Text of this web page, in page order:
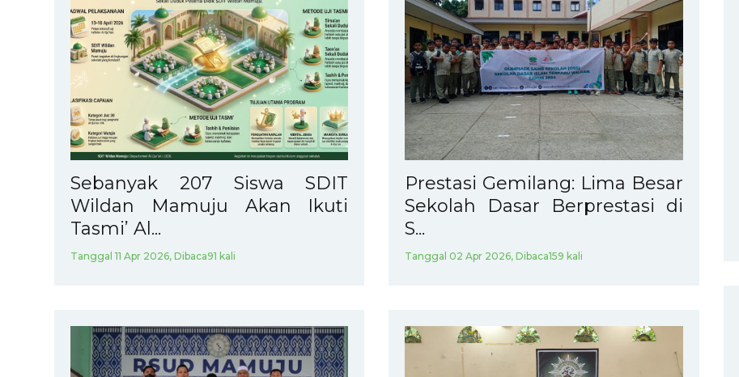
Sebanyak 207 Siswa SDIT
Wildan Mamuju Akan Ikuti
Tasmi’ Al...
Tanggal 11 Apr 2026, Dibaca91 kali
Prestasi Gemilang: Lima Besar
Sekolah Dasar Berprestasi di
S...
Tanggal 02 Apr 2026, Dibaca159 kali